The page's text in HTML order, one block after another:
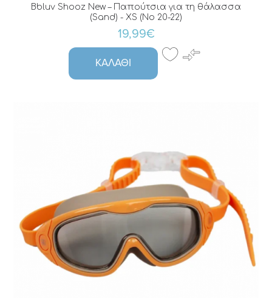
Bbluv Shooz New – Παπούτσια για τη θάλασσα
(Sand) - XS (No 20-22)
19,99€
ΚΑΛΆΘΙ